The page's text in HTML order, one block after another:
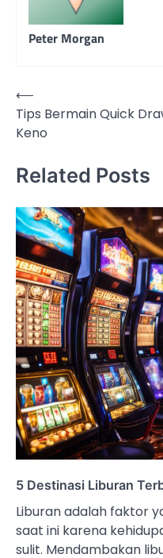
Peter Morgan
Post
navigation
⟵
Tips Bermain Quick
Keno
Related Posts
5 Destinasi Liburan
Liburan adalah faktor
saat ini karena
sulit. Mendambakan